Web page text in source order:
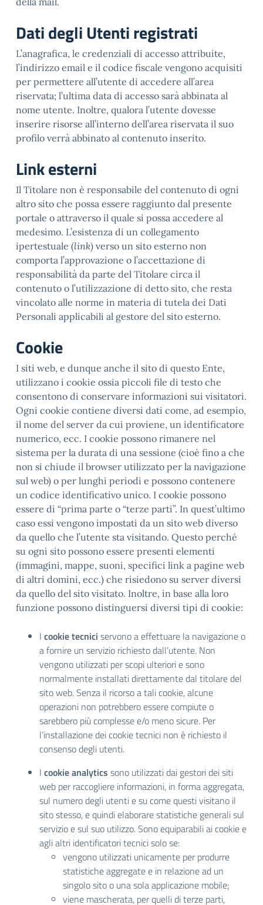
Dati degli Utenti registrati
L’anagrafica, le credenziali di accesso attribuite,
l’indirizzo email e il codice fiscale vengono acquisiti
per permettere all’utente di accedere all’area
riservata; l’ultima data di accesso sarà abbinata al
nome utente. Inoltre, qualora l’utente dovesse
inserire risorse all’interno dell’area riservata il suo
profilo verrà abbinato al contenuto inserito.
Link esterni
Il Titolare non è responsabile del contenuto di ogni
altro sito che possa essere raggiunto dal presente
portale o attraverso il quale si possa accedere al
medesimo. L’esistenza di un collegamento
ipertestuale (link) verso un sito esterno non
comporta l’approvazione o l’accettazione di
responsabilità da parte del Titolare circa il
contenuto o l’utilizzazione di detto sito, che resta
vincolato alle norme in materia di tutela dei Dati
Personali applicabili al gestore del sito esterno.
Cookie
I siti web, e dunque anche il sito di questo Ente,
utilizzano i cookie ossia piccoli file di testo che
consentono di conservare informazioni sui visitatori.
Ogni cookie contiene diversi dati come, ad esempio,
il nome del server da cui proviene, un identificatore
numerico, ecc. I cookie possono rimanere nel
sistema per la durata di una sessione (cioè fino a che
non si chiude il browser utilizzato per la navigazione
sul web) o per lunghi periodi e possono contenere
un codice identificativo unico. I cookie possono
essere di “prima parte o “terze parti”. In quest’ultimo
caso essi vengono impostati da un sito web diverso
da quello che l’utente sta visitando. Questo perché
su ogni sito possono essere presenti elementi
(immagini, mappe, suoni, specifici link a pagine web
di altri domini, ecc.) che risiedono su server diversi
da quello del sito visitato. Inoltre, in base alla loro
funzione possono distinguersi diversi tipi di cookie:
I cookie tecnici servono a effettuare la navigazione o
a fornire un servizio richiesto dall’utente. Non
vengono utilizzati per scopi ulteriori e sono
normalmente installati direttamente dal titolare del
sito web. Senza il ricorso a tali cookie, alcune
operazioni non potrebbero essere compiute o
sarebbero più complesse e/o meno sicure. Per
l’installazione dei cookie tecnici non è richiesto il
consenso degli utenti.
I cookie analytics sono utilizzati dai gestori dei siti
web per raccogliere informazioni, in forma aggregata,
sul numero degli utenti e su come questi visitano il
sito stesso, e quindi elaborare statistiche generali sul
servizio e sul suo utilizzo. Sono equiparabili ai cookie e
agli altri identificatori tecnici solo se:
vengono utilizzati unicamente per produrre
statistiche aggregate e in relazione ad un
singolo sito o una sola applicazione mobile;
viene mascherata, per quelli di terze parti,